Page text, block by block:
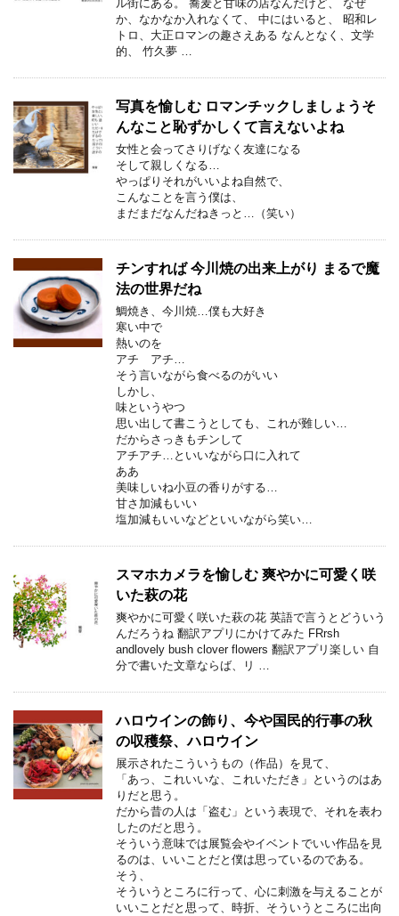
ル街にある。 蕎麦と甘味の店なんだけど、 なぜ
か、なかなか入れなくて、 中にはいると、 昭和レ
トロ、大正ロマンの趣さえある なんとなく、文学
的、 竹久夢 …
写真を愉しむ ロマンチックしましょうそ
んなこと恥ずかしくて言えないよね
女性と会ってさりげなく友達になる
そして親しくなる…
やっぱりそれがいいよね自然で、
こんなことを言う僕は、
まだまだなんだねきっと…（笑い）
チンすれば 今川焼の出来上がり まるで魔
法の世界だね
鯛焼き、今川焼…僕も大好き
寒い中で
熱いのを
アチ アチ…
そう言いながら食べるのがいい
しかし、
味というやつ
思い出して書こうとしても、これが難しい…
だからさっきもチンして
アチアチ…といいながら口に入れて
ああ
美味しいね小豆の香りがする…
甘さ加減もいい
塩加減もいいなどといいながら笑い…
スマホカメラを愉しむ 爽やかに可愛く咲
いた萩の花
爽やかに可愛く咲いた萩の花 英語で言うとどういう
んだろうね 翻訳アプリにかけてみた FRrsh
andlovely bush clover flowers 翻訳アプリ楽しい 自
分で書いた文章ならば、リ …
ハロウインの飾り、今や国民的行事の秋
の収穫祭、ハロウイン
展示されたこういうもの（作品）を見て、
「あっ、これいいな、これいただき」というのはあ
りだと思う。
だから昔の人は「盗む」という表現で、それを表わ
したのだと思う。
そういう意味では展覧会やイベントでいい作品を見
るのは、いいことだと僕は思っているのである。
そう、
そういうところに行って、心に刺激を与えることが
いいことだと思って、時折、そういうところに出向